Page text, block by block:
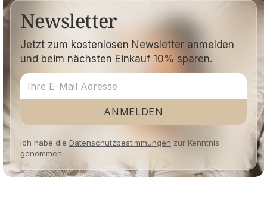
Newsletter
Jetzt zum kostenlosen Newsletter anmelden
und beim nächsten Einkauf 10% sparen.
ANMELDEN
Ich habe die Datenschutzbestimmungen zur Kenntnis
genommen.